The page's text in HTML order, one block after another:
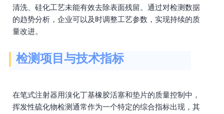
清洗、硅化工艺未能有效去除表面残留。通过对检测数据
的趋势分析，企业可以及时调整工艺参数，实现持续的质
量改进。
检测项目与技术指标
在笔式注射器用溴化丁基橡胶活塞和垫片的质量控制中，
挥发性硫化物检测通常作为一个特定的综合指标出现，其